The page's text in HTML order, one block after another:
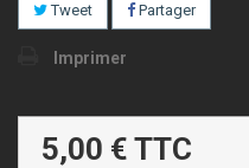
Tweet Partager
Imprimer
5,00 € TTC